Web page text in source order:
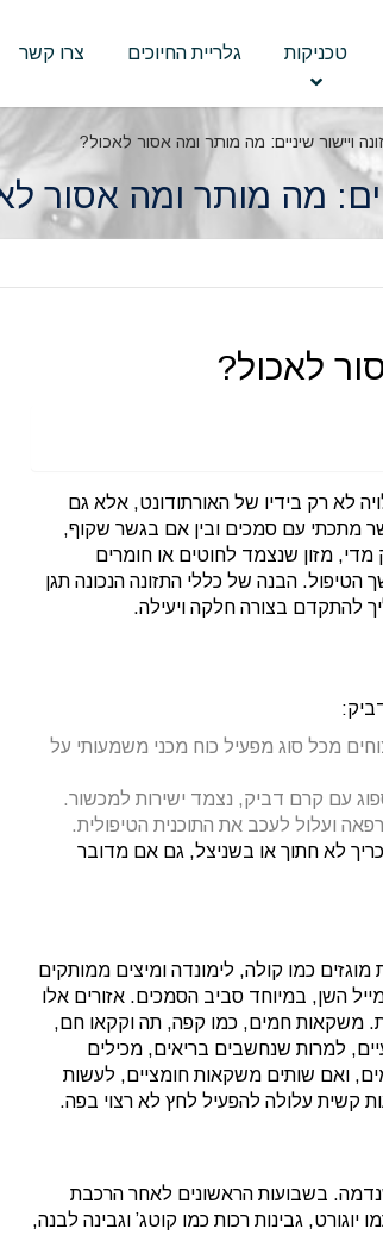
טכניקות גלריית החיוכים צרו קשר
ויישור שיניים: מה מותר ומה אסור לאכול?
מה מותר ומה אסור
לאכול?
לא רק בידיו של האורתודונט, אלא גם
מתכתי עם סמכים ובין אם בגשר שקוף,
מדי, מזון שנצמד לחוטים או חומרים
הטיפול. הבנה של כללי התזונה הנכונה תגן
להתקדם בצורה חלקה ויעילה.
מכל סוג מפעיל כוח מכני משמעותי על
עם קרם דביק, נצמד ישירות למכשור.
ועלול לעכב את התוכנית הטיפולית.
לא חתוך או בשניצל, גם אם מדובר
כמו קולה, לימונדה ומיצים ממותקים
השן, במיוחד סביב הסמכים. אזורים אלו
משקאות חמים, כמו קפה, תה וקקאו חם,
למרות שנחשבים בריאים, מכילים
ואם שותים משקאות חומציים, לעשות
קשית עלולה להפעיל לחץ לא רצוי בפה.
בשבועות הראשונים לאחר הרכבת
גבינות רכות כמו קוטג’ וגבינה לבנה,